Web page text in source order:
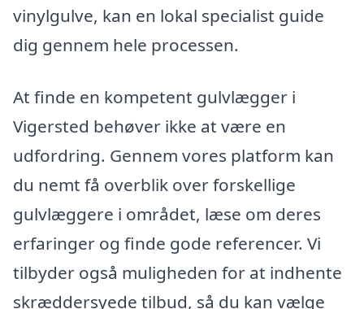
vinylgulve, kan en lokal specialist guide
dig gennem hele processen.
At finde en kompetent gulvlægger i
Vigersted behøver ikke at være en
udfordring. Gennem vores platform kan
du nemt få overblik over forskellige
gulvlæggere i området, læse om deres
erfaringer og finde gode referencer. Vi
tilbyder også muligheden for at indhente
skræddersyede tilbud, så du kan vælge